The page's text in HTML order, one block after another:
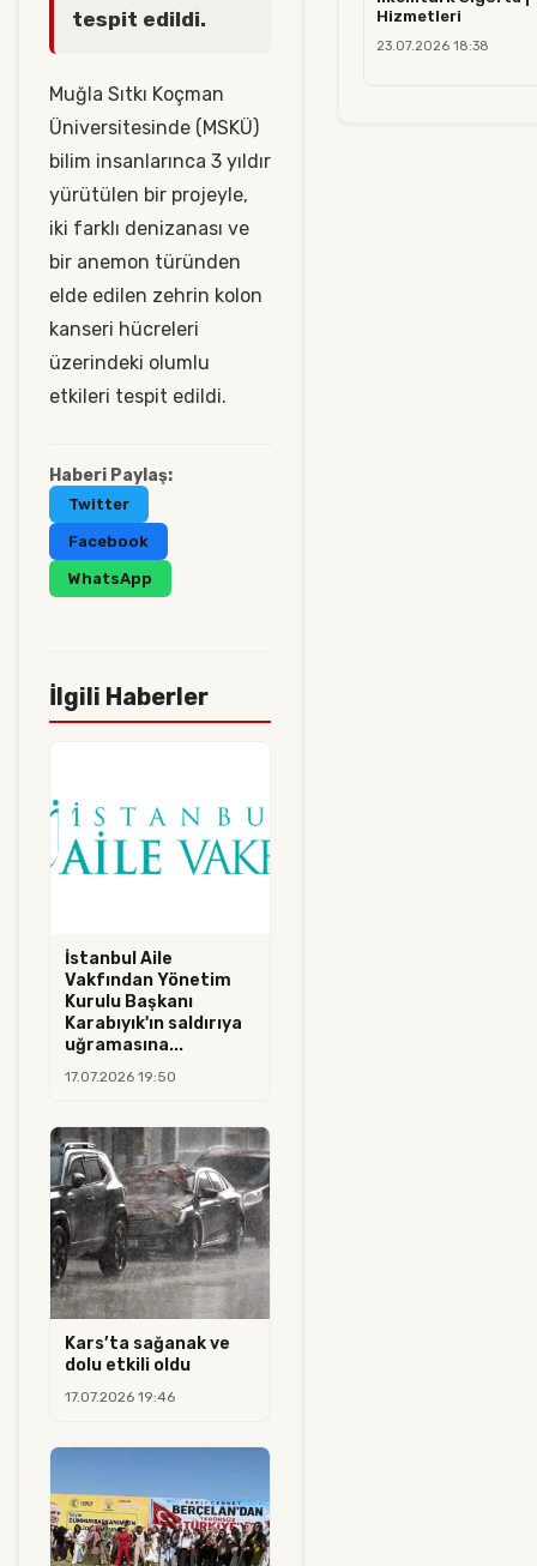
tespit edildi.
Muğla Sıtkı Koçman
Üniversitesinde (MSKÜ)
bilim insanlarınca 3 yıldır
yürütülen bir projeyle,
iki farklı denizanası ve
bir anemon türünden
elde edilen zehrin kolon
kanseri hücreleri
üzerindeki olumlu
etkileri tespit edildi.
Haberi Paylaş:
Twitter
Facebook
WhatsApp
İlgili Haberler
İstanbul Aile
Vakfından Yönetim
Kurulu Başkanı
Karabıyık'ın saldırıya
uğramasına...
17.07.2026 19:50
Kars’ta sağanak ve
dolu etkili oldu
17.07.2026 19:46
Hizmetleri
23.07.2026 18:38